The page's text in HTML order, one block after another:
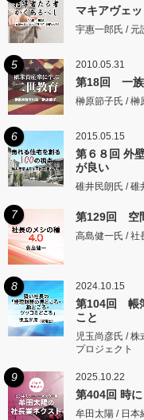
マキアヴェ
宇惠一郎氏 / 元
5 2010.05.31
第18回 一族
榊原節子氏 / 榊
6 2015.05.15
第６８回 外
が良い
碓井民朗氏 / 碓
7 第129回 空
高島健一氏 / 社
8 2024.10.15
第104回 帳
こと
児玉尚彦氏 /
プロジェクト
9 2025.10.22
第404回 時
牟田太陽 / 日本